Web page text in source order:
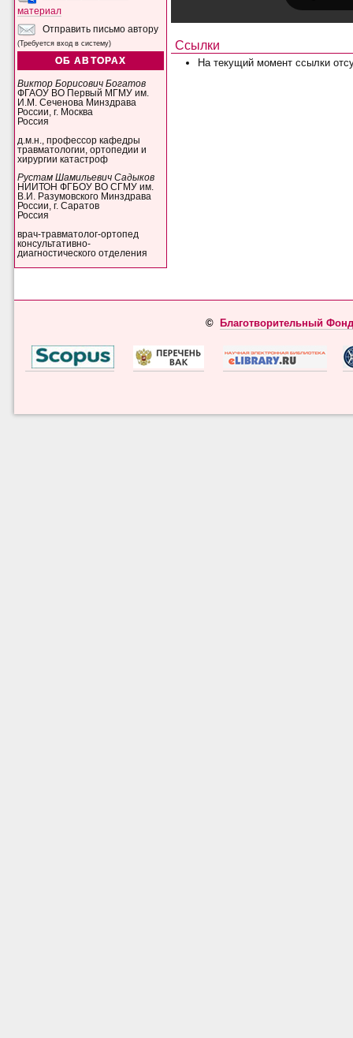
материал
Отправить письмо автору
(Требуется вход в систему)
ОБ АВТОРАХ
Виктор Борисович Богатов
ФГАОУ ВО Первый МГМУ им.
И.М. Сеченова Минздрава
России, г. Москва
Россия
д.м.н., профессор кафедры
травматологии, ортопедии и
хирургии катастроф
Рустам Шамильевич Садыков
НИИТОН ФГБОУ ВО СГМУ им.
В.И. Разумовского Минздрава
России, г. Саратов
Россия
врач-травматолог-ортопед
консультативно-
диагностического отделения
Ссылки
На текущий момент ссылки
© Благотворительный